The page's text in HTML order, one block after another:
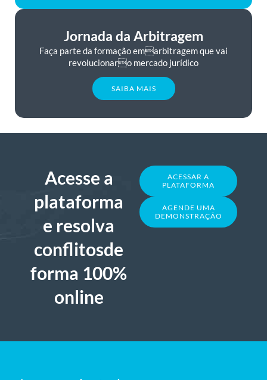
Jornada da Arbitragem
Faça parte da formação emarbitragem que vai
revolucionaro mercado jurídico
SAIBA MAIS
Acesse a
plataforma
e resolva
conflitosde
forma 100%
online
ACESSAR A
PLATAFORMA
AGENDE UMA
DEMONSTRAÇÃO